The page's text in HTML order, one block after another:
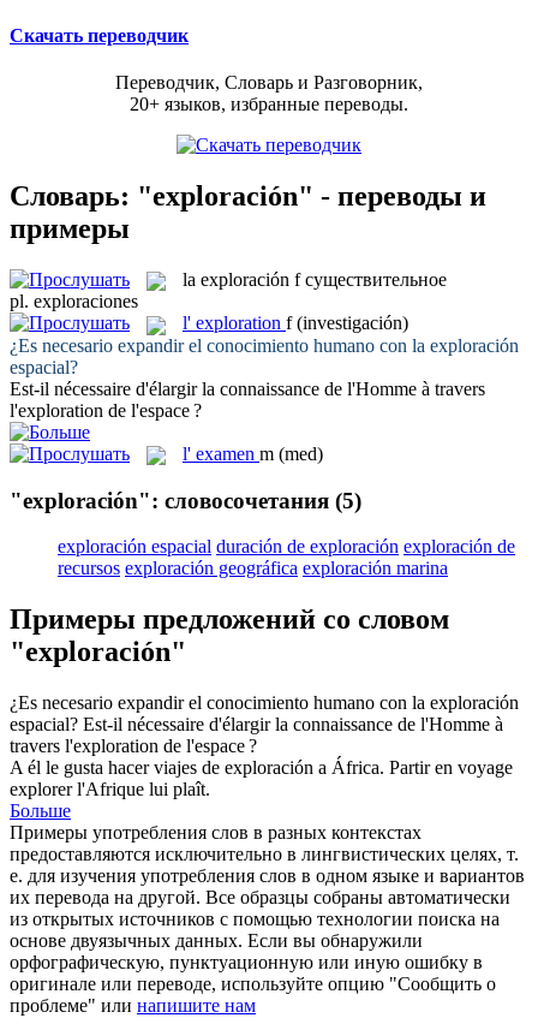
Скачать переводчик
Переводчик, Словарь и Разговорник,
20+ языков, избранные переводы.
Словарь: "exploración" - переводы и
примеры
la exploración f существительное
pl. exploraciones
l' exploration f (investigación)
¿Es necesario expandir el conocimiento humano con la exploración
espacial?
Est-il nécessaire d'élargir la connaissance de l'Homme à travers
l'exploration de l'espace ?
l' examen m (med)
"exploración": словосочетания (5)
exploración espacial duración de exploración exploración de
recursos exploración geográfica exploración marina
Примеры предложений со словом
"exploración"
¿Es necesario expandir el conocimiento humano con la exploración
espacial? Est-il nécessaire d'élargir la connaissance de l'Homme à
travers l'exploration de l'espace ?
A él le gusta hacer viajes de exploración a África. Partir en voyage
explorer l'Afrique lui plaît.
Больше
Примеры употребления слов в разных контекстах
предоставляются исключительно в лингвистических целях, т.
е. для изучения употребления слов в одном языке и вариантов
их перевода на другой. Все образцы собраны автоматически
из открытых источников с помощью технологии поиска на
основе двуязычных данных. Если вы обнаружили
орфографическую, пунктуационную или иную ошибку в
оригинале или переводе, используйте опцию "Сообщить о
проблеме" или напишите нам